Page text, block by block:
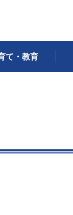
て・教育